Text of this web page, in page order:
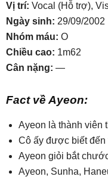
Vị trí: Vocal (Hỗ trợ),
Ngày sinh: 29/09/2002
Nhóm máu: O
Chiều cao: 1m62
Cân nặng: —
Fact về Ayeon:
Ayeon là thành viên
Cô ấy được biết
Ayeon giỏi bắt
Ayeon, Sunha,